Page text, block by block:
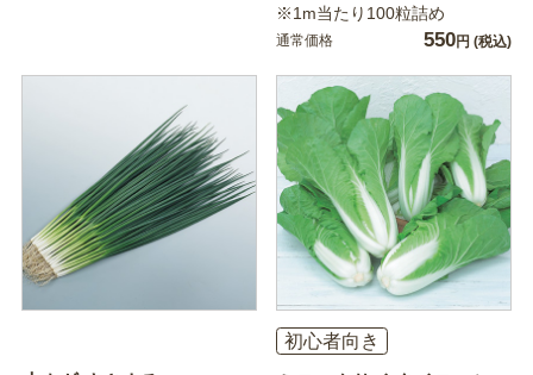
※1m当たり100粒詰め
通常価格 550円 (税込)
初心者向き